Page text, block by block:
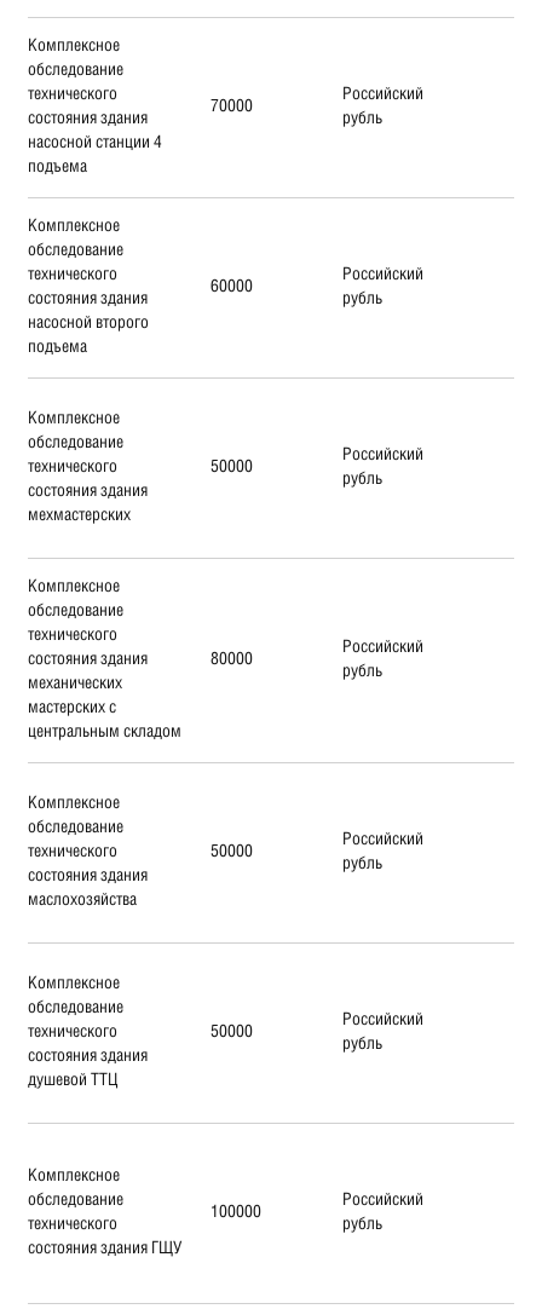
Комплексное
обследование
технического
состояния здания
насосной станции 4
подъема
70000
Российский
рубль
Комплексное
обследование
технического
состояния здания
насосной второго
подъема
60000
Российский
рубль
Комплексное
обследование
технического
состояния здания
мехмастерских
50000
Российский
рубль
Комплексное
обследование
технического
состояния здания
механических
мастерских с
центральным складом
80000
Российский
рубль
Комплексное
обследование
технического
состояния здания
маслохозяйства
50000
Российский
рубль
Комплексное
обследование
технического
состояния здания
душевой ТТЦ
50000
Российский
рубль
Комплексное
обследование
технического
состояния здания ГЩУ
100000
Российский
рубль